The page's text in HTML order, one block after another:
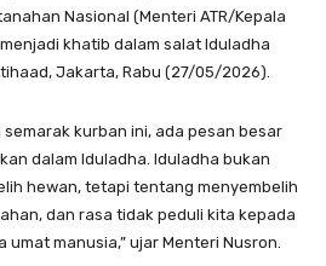
Nasional (Menteri ATR/Kepala
khatib dalam salat Iduladha
Jakarta, Rabu (27/05/2026).
semarak kurban ini, ada pesan besar
dalam Iduladha. Iduladha bukan
hewan, tetapi tentang menyembelih
dan rasa tidak peduli kita kepada
manusia,” ujar Menteri Nusron.